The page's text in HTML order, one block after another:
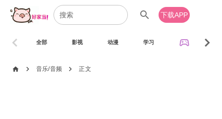
search 下载APP
全部 影视 动漫 学习 sports_esports
chevron_left chevron_right
home chevron_right 音乐/音频 chevron_right 正文